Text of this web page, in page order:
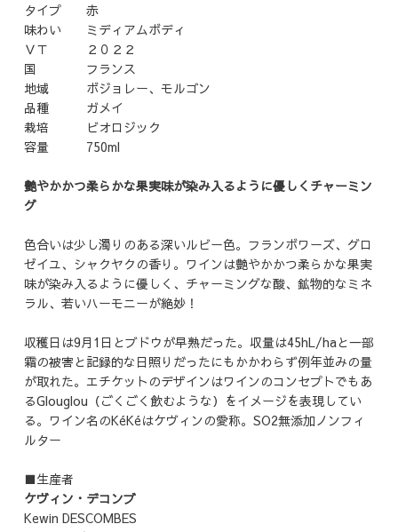
タイプ 赤
味わい ミディアムボディ
ＶＴ ２０２２
国 フランス
地域 ボジョレー、モルゴン
品種 ガメイ
栽培 ビオロジック
容量 750ml
艶やかかつ柔らかな果実味が染み入るように優しくチャーミン
グ
色合いは少し濁りのある深いルビー色。フランボワーズ、グロ
ゼイユ、シャクヤクの香り。ワインは艶やかかつ柔らかな果実
味が染み入るように優しく、チャーミングな酸、鉱物的なミネ
ラル、若いハーモニーが絶妙！
収穫日は9月1日とブドウが早熟だった。収量は45hL/haと一部
霜の被害と記録的な日照りだったにもかかわらず例年並みの量
が取れた。エチケットのデザインはワインのコンセプトでもあ
るGlouglou（ごくごく飲むような）をイメージを表現してい
る。ワイン名のKéKéはケヴィンの愛称。SO2無添加ノンフィ
ルター
■生産者
ケヴィン・デコンブ
Kewin DESCOMBES